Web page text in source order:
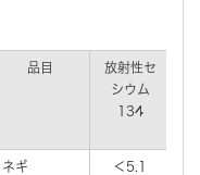
品目
放射性セ
シウム
134
ネギ ＜5.1